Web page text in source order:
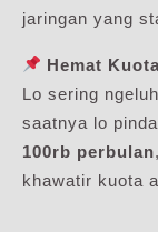
jaringan yang
Hemat
Lo sering
saatnya lo
100rb perbulan
khawatir kuota